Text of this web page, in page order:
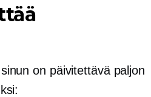
on päivitettävä paljon